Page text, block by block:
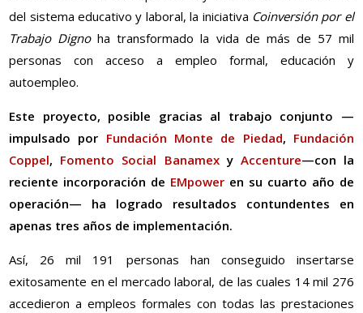
del sistema educativo y laboral, la iniciativa Coinversión por el
Trabajo Dignoha transformado la vida de más de 57 mil
personas con acceso a empleo formal, educación y
autoempleo.
Este proyecto, posible gracias al trabajo conjunto —
impulsado por Fundación Monte de Piedad, Fundación
Coppel, Fomento Social Banamexy Accenture—con la
reciente incorporación de EMpower en su cuarto año de
operación— ha logrado resultados contundentes en
apenas tres años de implementación.
Así, 26 mil 191 personas han conseguido insertarse
exitosamente en el mercado laboral, de las cuales 14 mil 276
accedieron a empleos formales con todas las prestaciones